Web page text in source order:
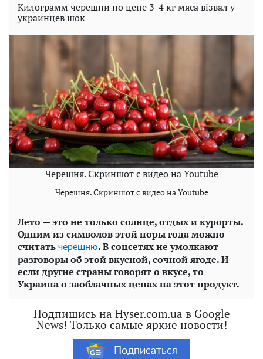
Килограмм черешни по цене 3-4 кг мяса візвал у
украинцев шок
Черешня. Скриншот с видео на Youtube
Черешня. Скриншот с видео на Youtube
Лето — это не только солнце, отдых и курорты.
Одним из символов этой поры года можно
считать черешню. В соцсетях не умолкают
разговоры об этой вкусной, сочной ягоде. И
если другие страны говорят о вкусе, то
Украина о заоблачных ценах на этот продукт.
Подпишись на Hyser.com.ua в Google
News! Только самые яркие новости!
Подписаться